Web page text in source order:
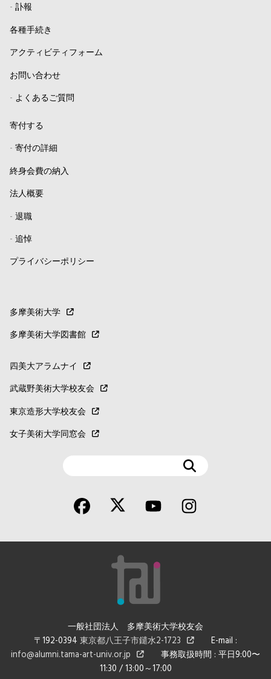
- 訃報
各種手続き
アクティビティフォーム
お問い合わせ
- よくあるご質問
寄付する
- 寄付の詳細
終身会費の納入
法人概要
- 退職
- 追悼
プライバシーポリシー
多摩美術大学
多摩美術大学図書館
四美大アラムナイ
武蔵野美術大学校友会
東京造形大学校友会
女子美術大学同窓会
一般社団法人 多摩美術大学校友会
〒192-0394 東京都八王子市鑓水2-1723
E-mail :
info@alumni.tama-art-univ.or.jp
事務取扱時間 : 平日9:00〜
11:30 / 13:00～17:00